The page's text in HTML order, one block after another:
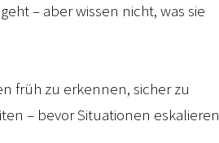
– aber wissen nicht, was sie
früh zu erkennen, sicher zu
– bevor Situationen eskalieren